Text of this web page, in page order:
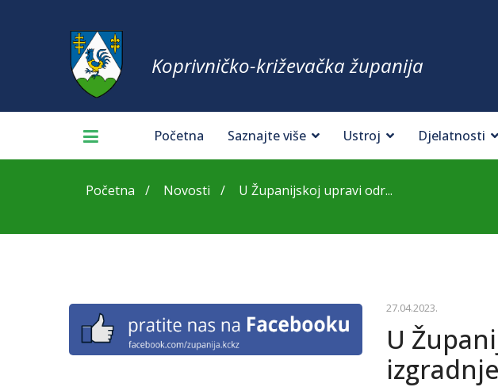
Koprivničko-križevačka županija
Početna Saznajte više Ustroj Djelatnosti
Početna Novosti U Županijskoj upravi odr...
27.04.2023.
U